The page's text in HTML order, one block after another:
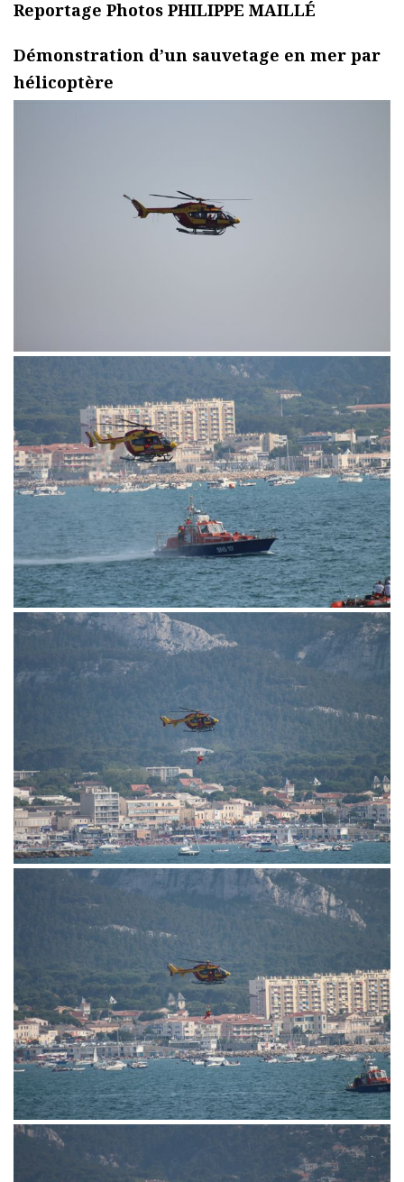
périlleux que le public a largement applaudi.
Reportage Photos PHILIPPE MAILLÉ
Démonstration d’un sauvetage en mer par